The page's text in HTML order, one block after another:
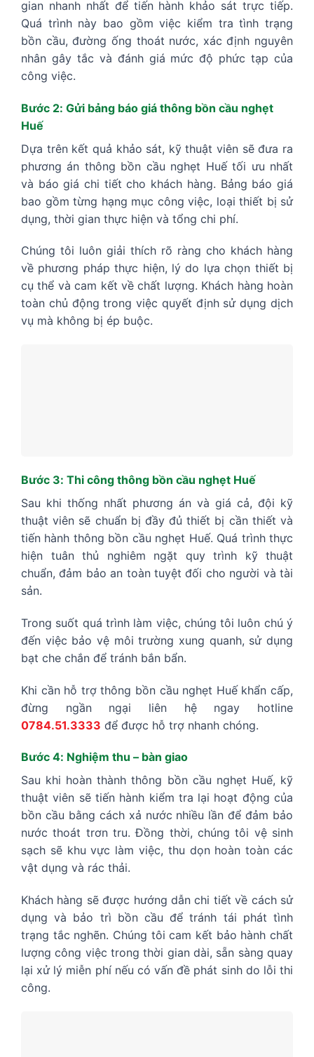
gian nhanh nhất để tiến hành khảo sát trực tiếp.
Quá trình này bao gồm việc kiểm tra tình trạng
bồn cầu, đường ống thoát nước, xác định nguyên
nhân gây tắc và đánh giá mức độ phức tạp của
công việc.
Bước 2: Gửi bảng báo giá thông bồn cầu nghẹt
Huế
Dựa trên kết quả khảo sát, kỹ thuật viên sẽ đưa ra
phương án thông bồn cầu nghẹt Huế tối ưu nhất
và báo giá chi tiết cho khách hàng. Bảng báo giá
bao gồm từng hạng mục công việc, loại thiết bị sử
dụng, thời gian thực hiện và tổng chi phí.
Chúng tôi luôn giải thích rõ ràng cho khách hàng
về phương pháp thực hiện, lý do lựa chọn thiết bị
cụ thể và cam kết về chất lượng. Khách hàng hoàn
toàn chủ động trong việc quyết định sử dụng dịch
vụ mà không bị ép buộc.
Bước 3: Thi công thông bồn cầu nghẹt Huế
Sau khi thống nhất phương án và giá cả, đội kỹ
thuật viên sẽ chuẩn bị đầy đủ thiết bị cần thiết và
tiến hành thông bồn cầu nghẹt Huế. Quá trình thực
hiện tuân thủ nghiêm ngặt quy trình kỹ thuật
chuẩn, đảm bảo an toàn tuyệt đối cho người và tài
sản.
Trong suốt quá trình làm việc, chúng tôi luôn chú ý
đến việc bảo vệ môi trường xung quanh, sử dụng
bạt che chắn để tránh bắn bẩn.
Khi cần hỗ trợ thông bồn cầu nghẹt Huế khẩn cấp,
đừng ngần ngại liên hệ ngay hotline
0784.51.3333 để được hỗ trợ nhanh chóng.
Bước 4: Nghiệm thu – bàn giao
Sau khi hoàn thành thông bồn cầu nghẹt Huế, kỹ
thuật viên sẽ tiến hành kiểm tra lại hoạt động của
bồn cầu bằng cách xả nước nhiều lần để đảm bảo
nước thoát trơn tru. Đồng thời, chúng tôi vệ sinh
sạch sẽ khu vực làm việc, thu dọn hoàn toàn các
vật dụng và rác thải.
Khách hàng sẽ được hướng dẫn chi tiết về cách sử
dụng và bảo trì bồn cầu để tránh tái phát tình
trạng tắc nghẽn. Chúng tôi cam kết bảo hành chất
lượng công việc trong thời gian dài, sẵn sàng quay
lại xử lý miễn phí nếu có vấn đề phát sinh do lỗi thi
công.